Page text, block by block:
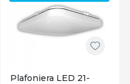
Plafoniera LED 21-